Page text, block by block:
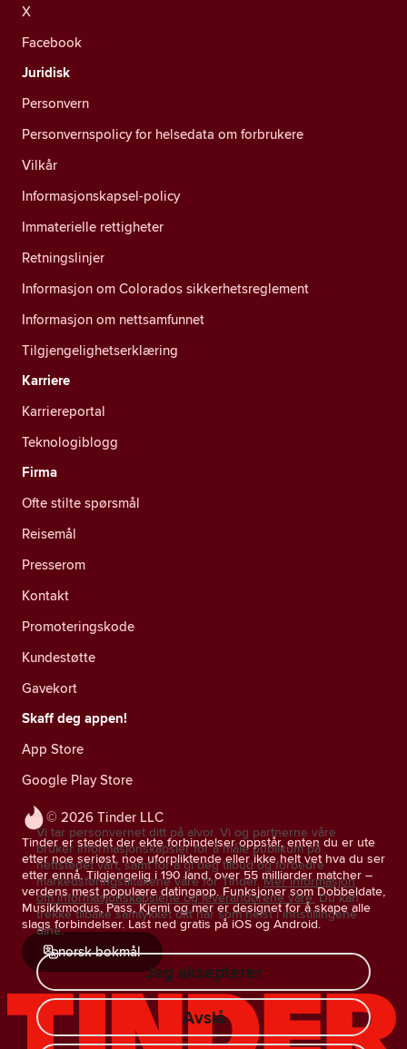
© 2026 Tinder LLC
Tinder er stedet der ekte forbindelser oppstår, enten du er ute
etter noe seriøst, noe uforpliktende eller ikke helt vet hva du ser
etter ennå. Tilgjengelig i 190 land, over 55 milliarder matcher –
verdens mest populære datingapp. Funksjoner som Dobbeldate,
Musikkmodus, Pass, Kjemi og mer er designet for å skape alle
slags forbindelser. Last ned gratis på iOS og Android.
norsk bokmål
X
Facebook
Juridisk
Personvern
Personvernspolicy for helsedata om forbrukere
Vilkår
Informasjonskapsel-policy
Immaterielle rettigheter
Retningslinjer
Informasjon om Colorados sikkerhetsreglement
Informasjon om nettsamfunnet
Tilgjengelighetserklæring
Karriere
Karriereportal
Teknologiblogg
Firma
Ofte stilte spørsmål
Reisemål
Presserom
Kontakt
Promoteringskode
Kundestøtte
Gavekort
Skaff deg appen!
App Store
Google Play Store
Vi tar personvernet ditt på alvor. Vi og partnerne våre
bruker informasjonskapsler for å måle publikum på
nettstedet vårt, samt for å gi deg tilbud og forbedre
markedsføringstiltakene våre for Tinder. Mer informasjon
om informasjonskapslene og leverandørene våre. Du kan
trekke tilbake samtykket ditt når som helst i innstillingene
dine.
Jeg aksepterer
Avslå